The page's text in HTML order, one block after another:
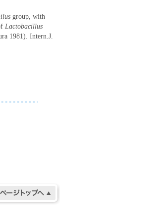
group, with
Lactobacillus
1981). Intern.J.